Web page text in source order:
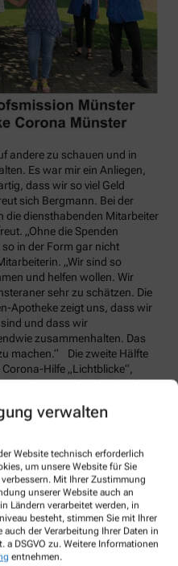
verwalten
Website technisch erforderlich
um unsere Website für Sie
Mit Ihrer Zustimmung
unserer Website auch an
Ländern verarbeitet werden, in
besteht, stimmen Sie mit Ihrer
der Verarbeitung Ihrer Daten in
DSGVO zu. Weitere Informationen
entnehmen.
andere zu schauen und in
Es war mir ein Anliegen,
dass wir so viel Geld
sich Bergmann. Bei der
die diensthabenden Mitarbeiter
„Ohne die Spenden
in der Form gar nicht
„Wir sind so
und helfen wollen. Wir
sehr zu schätzen. Die
Apotheke zeigt uns, dass wir
sind und dass wir
zusammenhalten. Das
machen.“ Die zweite Hälfte
Hilfe „Lichtblicke“,
die seit mehr als 20 Jahren
Spenden vor allem für die
In der Aktion
alle diejenigen, die seit der
Situation gekommen
vor allem auch an
Verein bereits über vier
Teil der Spenden der letzten
Masken eingenommen.